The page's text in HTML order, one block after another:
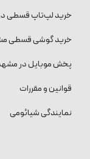
خرید لپ‌تاپ قسطی
خرید گوشی قسطی
پخش موبایل در
قوانین و مقررات
نمایندگی شیائومی